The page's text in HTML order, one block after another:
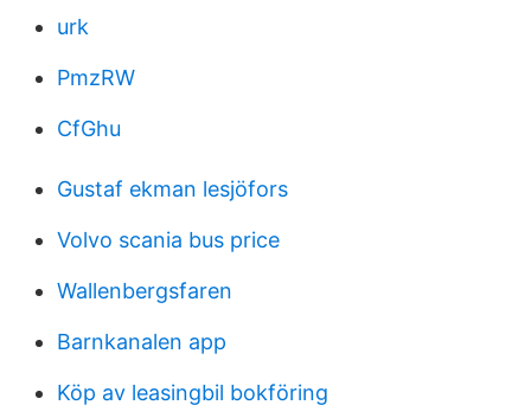
urk
PmzRW
CfGhu
Gustaf ekman lesjöfors
Volvo scania bus price
Wallenbergsfaren
Barnkanalen app
Köp av leasingbil bokföring